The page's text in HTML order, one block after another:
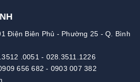
Điện Biên Phủ - Phường 25 - Q. Bình
.0051 - 028.3511.1226
656 682 - 0903 007 382